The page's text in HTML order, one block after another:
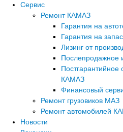
Сервис
Ремонт КАМАЗ
Гарантия на
Гарантия на
Лизинг от
Послепродажное
Постгарантийное
КАМАЗ
Финансовый
Ремонт грузовиков МАЗ
Ремонт автомобилей
Новости